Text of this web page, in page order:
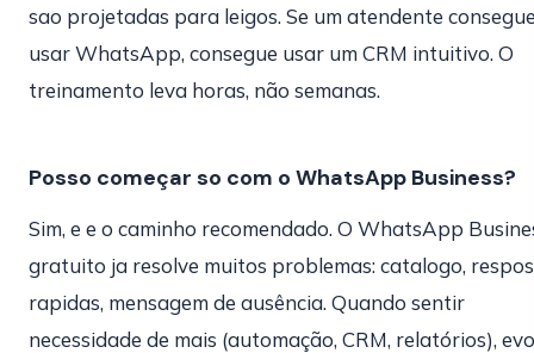
sao projetadas para leigos. Se um atendente
usar WhatsApp, consegue usar um CRM intuitivo. O
treinamento leva horas, não semanas.
Posso começar so com o WhatsApp Business?
Sim, e e o caminho recomendado. O WhatsApp
gratuito ja resolve muitos problemas: catalogo,
rapidas, mensagem de ausência. Quando sentir
necessidade de mais (automação, CRM, relatórios),